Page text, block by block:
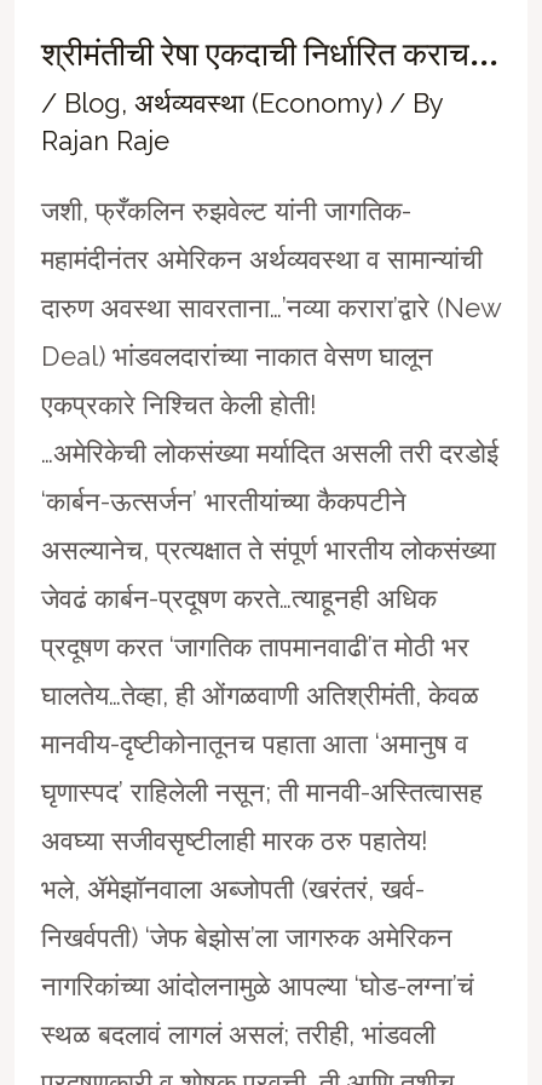
श्रीमंतीची रेषा एकदाची निर्धारित कराच…
/ Blog, अर्थव्यवस्था (Economy)/ By
Rajan Raje
जशी, फ्रँकलिन रुझवेल्ट यांनी जागतिक-
महामंदीनंतर अमेरिकन अर्थव्यवस्था व सामान्यांची
दारुण अवस्था सावरताना…’नव्या करारा’द्वारे (New
Deal) भांडवलदारांच्या नाकात वेसण घालून
एकप्रकारे निश्चित केली होती!
…अमेरिकेची लोकसंख्या मर्यादित असली तरी दरडोई
‘कार्बन-ऊत्सर्जन’ भारतीयांच्या कैकपटीने
असल्यानेच, प्रत्यक्षात ते संपूर्ण भारतीय लोकसंख्या
जेवढं कार्बन-प्रदूषण करते…त्याहूनही अधिक
प्रदूषण करत ‘जागतिक तापमानवाढी’त मोठी भर
घालतेय…तेव्हा, ही ओंगळवाणी अतिश्रीमंती, केवळ
मानवीय-दृष्टीकोनातूनच पहाता आता ‘अमानुष व
घृणास्पद’ राहिलेली नसून; ती मानवी-अस्तित्वासह
अवघ्या सजीवसृष्टीलाही मारक ठरु पहातेय!
भले, ॲमेझाॅनवाला अब्जोपती (खरंतरं, खर्व-
निखर्वपती) ‘जेफ बेझोस’ला जागरुक अमेरिकन
नागरिकांच्या आंदोलनामुळे आपल्या ‘घोड-लग्ना’चं
स्थळ बदलावं लागलं असलं; तरीही, भांडवली